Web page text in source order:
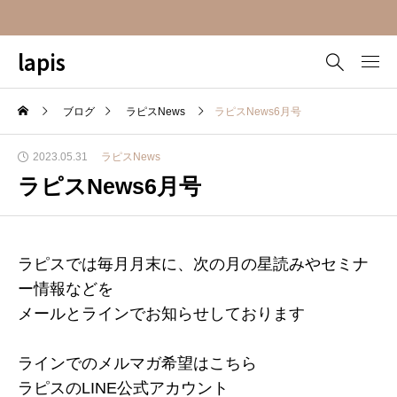
lapis
ブログ ラピスNews ラピスNews6月号
2023.05.31 ラピスNews
ラピスNews6月号
ラピスでは毎月月末に、次の月の星読みやセミナ
ー情報などを
メールとラインでお知らせしております
ラインでのメルマガ希望はこちら
ラピスのLINE公式アカウント